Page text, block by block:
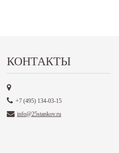
КОНТАКТЫ
+7 (495) 134-03-15
info@25stankov.ru